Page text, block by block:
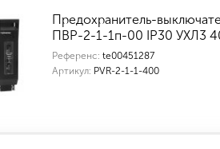
Предохранитель-
ПВР-2-1-1п-00 IP30 УХЛ3
Референс: te00451287
Артикул: PVR-2-1-1-400